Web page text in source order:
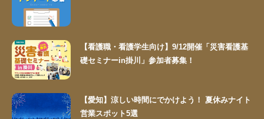
【看護職・看護学生向け】9/12開催「災害看護基
礎セミナーin掛川」参加者募集！
【愛知】涼しい時間にでかけよう！ 夏休みナイト
営業スポット5選